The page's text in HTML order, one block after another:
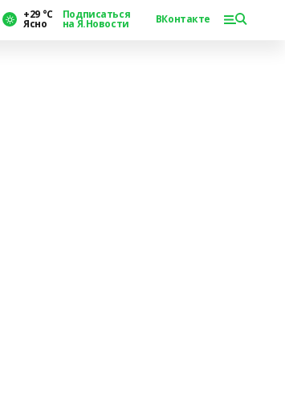
+29 °С
Ясно
Подписаться
на Я.Новости ВКонтакте